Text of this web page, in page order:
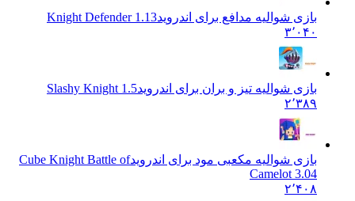
بازی شوالیه مدافع برای اندروید Knight Defender 1.13
بازی شوالیه تیز و بران برای اندروید 1.5 Slashy Knight
بازی شوالیه مکعبی مود برای اندروید Cube Knight Battle of
Camelot 3.04